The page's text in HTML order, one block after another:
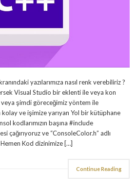
yazılarımıza nasıl renk verebiliriz ?
Visual Studio bir eklenti ile veya kon
veya şimdi göreceğimiz yöntem ile
ve işimize yarıyan Yol bir kütüphane
kodlarımızın başına #include
çağırıyoruz ve “ConsoleColor.h” adlı
Kod dizinimize […]
Continue Reading